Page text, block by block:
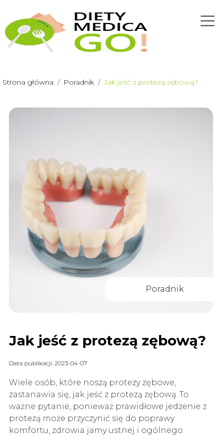
Strona główna / Poradnik /Jak jeść z protezą zębową?
Poradnik
Jak jeść z protezą zębową?
Data publikacji: 2023-04-07
Wiele osób, które noszą protezy zębowe,
zastanawia się, jak jeść z protezą zębową. To
ważne pytanie, ponieważ prawidłowe jedzenie z
protezą może przyczynić się do poprawy
komfortu, zdrowia jamy ustnej i ogólnego